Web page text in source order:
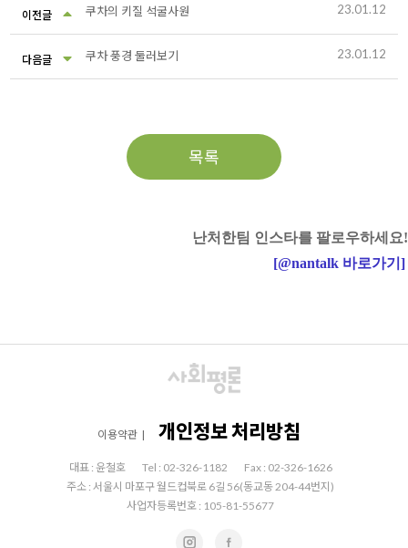
이전글 쿠차의 키질 석굴사원 23.01.12
다음글 쿠차 풍경 둘러보기 23.01.12
목록
난처한팀 인스타를 팔로우하세요!
[@nantalk 바로가기 ]
이용약관 | 개인정보 처리방침
대표 : 윤철호 Tel : 02-326-1182
Fax : 02-326-1626
주소 : 서울시 마포구 월드컵북로 6길 56(동교동 204-44번지)
사업자등록번호 : 105-81-55677